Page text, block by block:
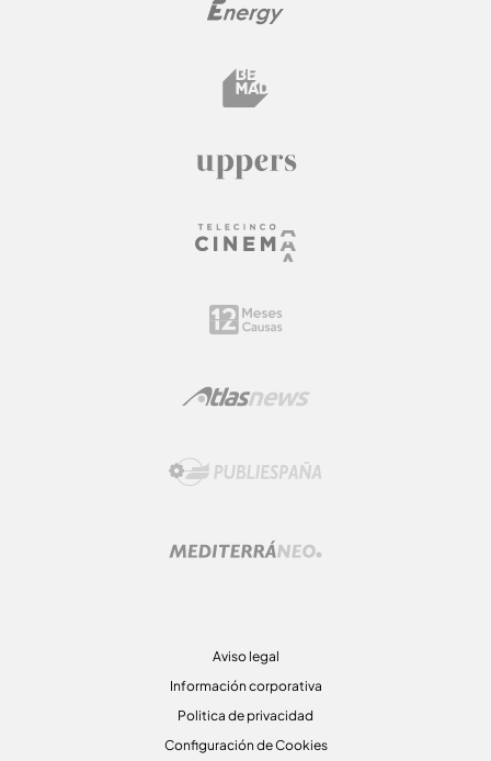
Aviso legal
Información corporativa
Politica de privacidad
Configuración de Cookies